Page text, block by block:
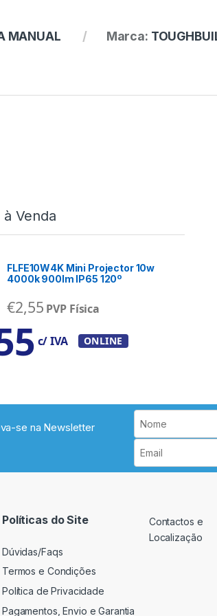
MANUAL Marca:
Venda
FLFE10W4K Mini Projector 10w
4000k 900lm IP65 120º
€2,55 PVP Física
c/ IVA ONLINE
se na Newsletter
Políticas do Site
Dúvidas/Faqs
Termos e Condições
Política de Privacidade
Pagamentos, Envio e Garantia
Contactos e
Localização